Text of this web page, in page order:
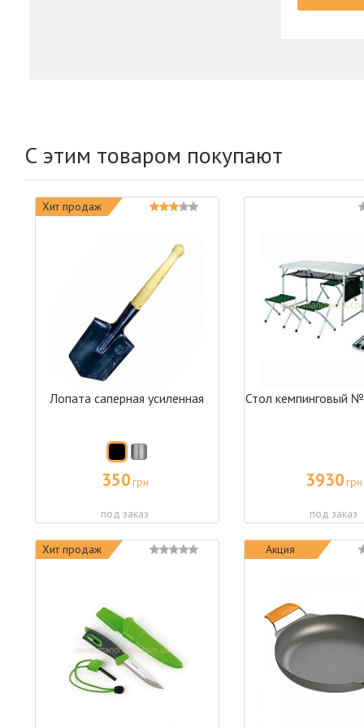
С этим товаром покупают
Хит продаж
Лопата саперная усиленная
350грн
под заказ
Стол кемпинговый
3930грн
под заказ
Хит продаж Акция